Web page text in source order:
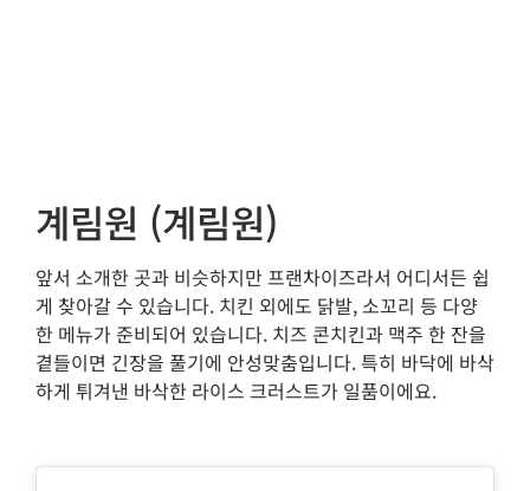
계림원 (계림원)
앞서 소개한 곳과 비슷하지만 프랜차이즈라서 어디서든 쉽
게 찾아갈 수 있습니다. 치킨 외에도 닭발, 소꼬리 등 다양
한 메뉴가 준비되어 있습니다. 치즈 콘치킨과 맥주 한 잔을
곁들이면 긴장을 풀기에 안성맞춤입니다. 특히 바닥에 바삭
하게 튀겨낸 바삭한 라이스 크러스트가 일품이에요.